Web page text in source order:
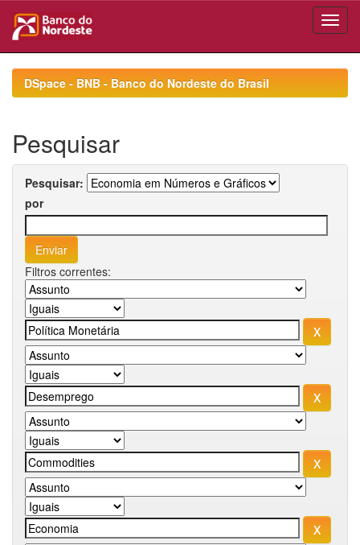
navigationDSpace - BNB - Banco do Nordeste do Brasil
Pesquisar
Pesquisar:
por
Filtros correntes: